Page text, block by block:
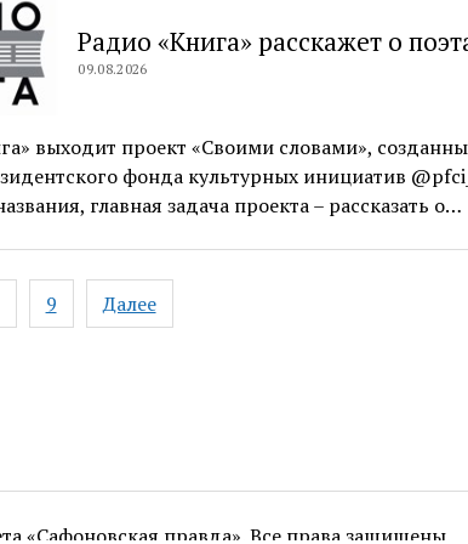
Радио «Книга» расскажет о
09.08.2026
выходит проект «Своими словами»,
фонда культурных инициатив
главная задача проекта – рассказать о…
9 Далее
«Сафоновская правда». Все права защищены.